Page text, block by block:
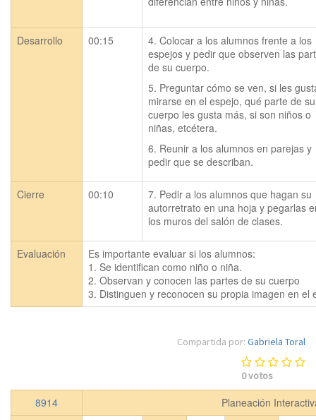
Desarrollo 00:15
4. Colocar a los alumnos frente a los
espejos y pedir que observen las
de su cuerpo.
5. Preguntar cómo se ven, si les
mirarse en el espejo, qué parte de su
cuerpo les gusta más, si son niños o
niñas, etcétera.
6. Reunir a los alumnos en parejas y
pedir que se describan.
Cierre 00:10
7. Pedir a los alumnos que hagan su
autorretrato en una hoja y pegarlas
los muros del salón de clases.
Evaluación
Es importante evaluar si los alumnos:
1. Se identifican como niño o niña.
2. Observan y conocen las partes de su cuerpo
3. Distinguen y reconocen su propia imagen en el
Compartida por: Gabriela Toral
0votos
8914
Planeación